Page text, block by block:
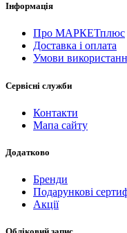
Інформація
Про МАРКЕТплюс
Доставка і оплата
Умови
Сервісні служби
Контакти
Мапа сайту
Додатково
Бренди
Подарункові
Акції